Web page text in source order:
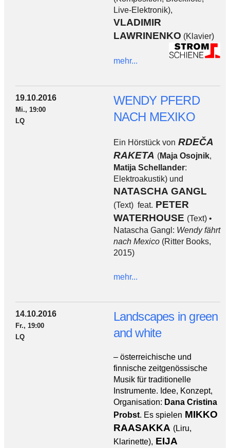
Live-Elektronik),
VLADIMIR
LAWRINENKO (Klavier)
mehr...
19.10.2016
Mi., 19:00
LQ
WENDY PFERD
NACH MEXIKO
Ein Hörstück von RDEČA
RAKETA (Maja Osojnik,
Matija Schellander:
Elektroakustik) und
NATASCHA GANGL
(Text) feat. PETER
WATERHOUSE (Text) •
Natascha Gangl: Wendy fährt
nach Mexico(Ritter Books,
2015)
mehr...
14.10.2016
Fr., 19:00
LQ
Landscapes in green
and white
– österreichische und
finnische zeitgenössische
Musik für traditionelle
Instrumente. Idee, Konzept,
Organisation: Dana Cristina
Probst. Es spielen MIKKO
RAASAKKA (Liru,
Klarinette), EIJA